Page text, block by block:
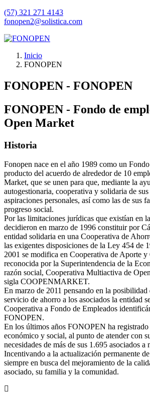
(57) 321 271 4143
fonopen2@solistica.com
Inicio
FONOPEN
FONOPEN - FONOPEN
FONOPEN - Fondo de
Open Market
Historia
Fonopen nace en el año 1989 como un
producto del acuerdo de alrededor de 10
Market, que se unen para que, mediante la
autogestionaria, cooperativa y solidaria de sus
aspiraciones personales, así como las de sus
progreso social.
Por las limitaciones jurídicas que existían en
decidieron en marzo de 1996 constituir por
entidad solidaria en una Cooperativa de
las exigentes disposiciones de la Ley 454 de
2001 se modifica en Cooperativa de Aporte y
reconocida por la Superintendencia de la
razón social, Cooperativa Multiactiva de
sigla COOPENMARKET.
En marzo de 2011 pensando en la
servicio de ahorro a los asociados la entidad
Cooperativa a Fondo de Empleados
FONOPEN.
En los últimos años FONOPEN ha
económico y social, al punto de atender con
necesidades de más de sus 1.695 asociados a
Incentivando a la actualización permanente
siempre en busca del mejoramiento de la
asociado, su familia y la comunidad.